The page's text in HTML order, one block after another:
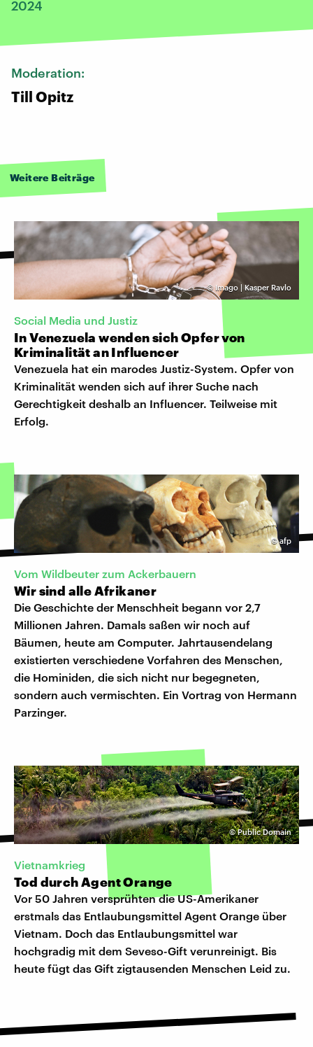
2024
Moderation:
Till Opitz
Weitere Beiträge
©Imago | Kasper Ravlo
Social Media und Justiz
In Venezuela wenden sich Opfer von
Kriminalität an Influencer
Venezuela hat ein marodes Justiz-System. Opfer von
Kriminalität wenden sich auf ihrer Suche nach
Gerechtigkeit deshalb an Influencer. Teilweise mit
Erfolg.
©afp
Vom Wildbeuter zum Ackerbauern
Wir sind alle Afrikaner
Die Geschichte der Menschheit begann vor 2,7
Millionen Jahren. Damals saßen wir noch auf
Bäumen, heute am Computer. Jahrtausendelang
existierten verschiedene Vorfahren des Menschen,
die Hominiden, die sich nicht nur begegneten,
sondern auch vermischten. Ein Vortrag von Hermann
Parzinger.
©Public Domain
Vietnamkrieg
Tod durch Agent Orange
Vor 50 Jahren versprühten die US-Amerikaner
erstmals das Entlaubungsmittel Agent Orange über
Vietnam. Doch das Entlaubungsmittel war
hochgradig mit dem Seveso-Gift verunreinigt. Bis
heute fügt das Gift zigtausenden Menschen Leid zu.